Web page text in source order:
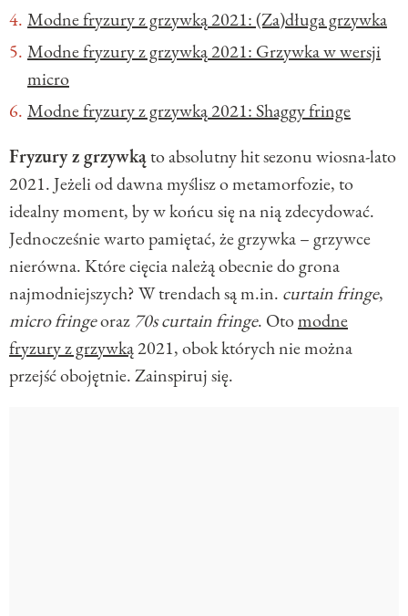
Modne fryzury z grzywką 2021: (Za)długa grzywka
Modne fryzury z grzywką 2021: Grzywka w wersji
micro
Modne fryzury z grzywką 2021: Shaggy fringe
Fryzury z grzywkąto absolutny hit sezonu wiosna-lato
2021. Jeżeli od dawna myślisz o metamorfozie, to
idealny moment, by w końcu się na nią zdecydować.
Jednocześnie warto pamiętać, że grzywka – grzywce
nierówna. Które cięcia należą obecnie do grona
najmodniejszych? W trendach są m.in. curtain fringe,
micro fringeoraz 70s curtain fringe. Otomodne
fryzury z grzywką2021, obok których nie można
przejść obojętnie. Zainspiruj się.